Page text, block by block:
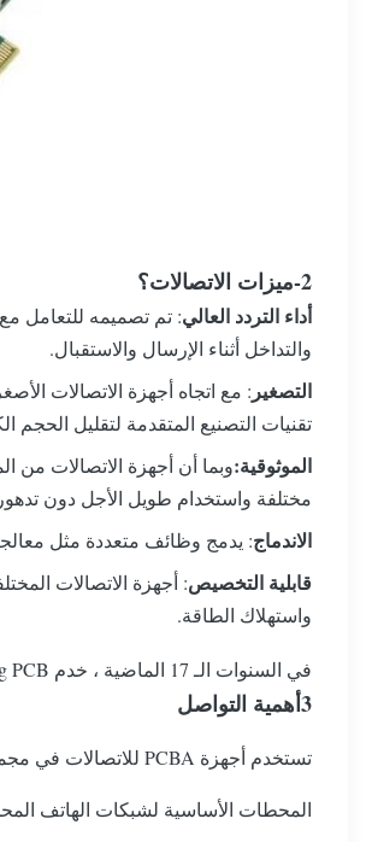
2-ميزات الاتصالات؟
أداء التردد العالي: تم تصميمه للتعامل
والتداخل أثناء الإرسال والاستقبال.
التصغير
تقنيات التصنيع المتقدمة لتقليل
الموثوقية:
مختلفة واستخدام طويل الأجل دون تدهور
الاندماج: يدمج وظائف متعددة مثل معالجة
قابلية التخصيص
واستهلاك الطاقة.
في السنوات الـ 17 الماضية ، خدم Ring PCB أكثر من 20000 عميل محلي وخارجية لتصميم وتخصيص أنواع مختلفة من لوحات PCB وخدمات تجميع PCB.
3أهمية التواصل
تستخدم أجهزة PCBA للاتصالات في مجموعة واسعة من الأجهزة ، بما في ذلك:
المحطات الأساسية لشبكات الهاتف